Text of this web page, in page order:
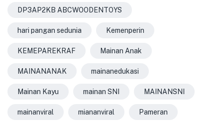
DP3AP2KB ABCWOODENTOYS
hari pangan sedunia Kemenperin
KEMEPAREKRAF Mainan Anak
MAINANANAK mainanedukasi
Mainan Kayu mainan SNI MAINANSNI
mainanviral miananviral Pameran